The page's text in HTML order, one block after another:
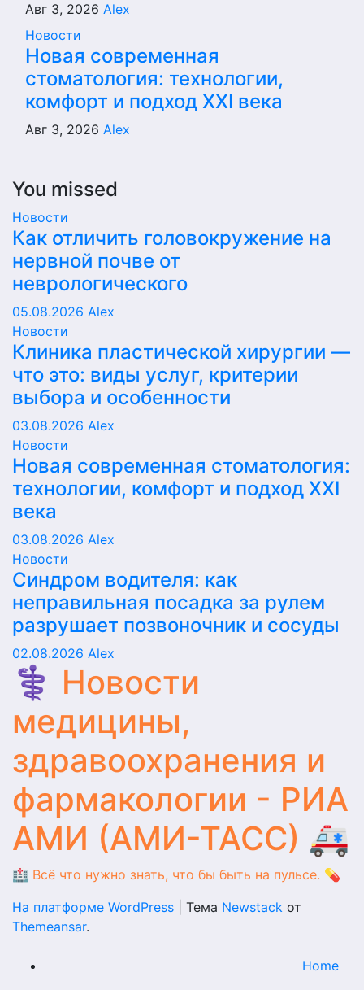
Авг 3, 2026 Alex
Новости
Новая современная
стоматология: технологии,
комфорт и подход XXI века
Авг 3, 2026 Alex
You missed
Новости
Как отличить головокружение на
нервной почве от
неврологического
05.08.2026 Alex
Новости
Клиника пластической хирургии —
что это: виды услуг, критерии
выбора и особенности
03.08.2026 Alex
Новости
Новая современная стоматология:
технологии, комфорт и подход XXI
века
03.08.2026 Alex
Новости
Синдром водителя: как
неправильная посадка за рулем
разрушает позвоночник и сосуды
02.08.2026 Alex
⚕️ Новости
медицины,
здравоохранения и
фармакологии - РИА
АМИ (АМИ-ТАСС) 🚑
🏥 Всё что нужно знать, что бы быть на пульсе. 💊
На платформе WordPress
Тема Newstack от
Themeansar.
Home